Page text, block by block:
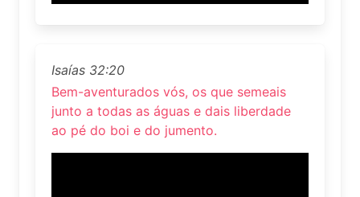
Isaías 32:20
Bem-aventurados vós, os que semeais
junto a todas as águas e dais liberdade
ao pé do boi e do jumento.